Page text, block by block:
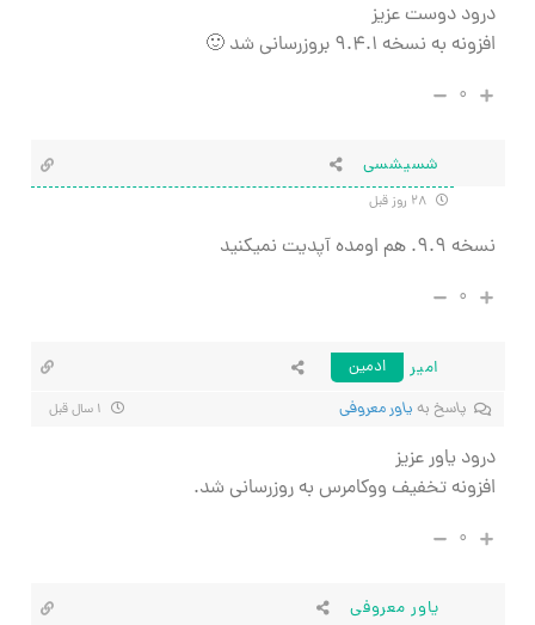
درود دوست عزیز
افزونه به نسخه ۹.۴.۱ بروزرسانی شد 🙂
۰
شسیشسی
نسخه ۹.۹. هم اومده آپدیت نمیکنید
۰
امیر
ادمین
پاسخ به یاور معروفی
درود یاور عزیز
افزونه تخفیف ووکامرس به روزرسانی شد.
۰
یاور معروفی